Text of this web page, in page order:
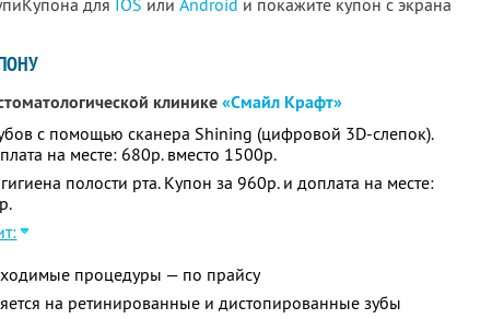
для IOS или Android и покажите купон с экрана
клинике«Смайл Крафт»
с помощью сканера Shining (цифровой 3D-слепок).
на месте: 680р. вместо 1500р.
полости рта. Купон за 960р. и доплата на месте:
процедуры — по прайсу
на ретинированные и дистопированные зубы